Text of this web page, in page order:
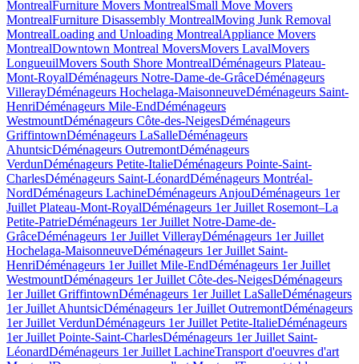
MontrealFurniture Movers MontrealSmall Move Movers
MontrealFurniture Disassembly MontrealMoving Junk Removal
MontrealLoading and Unloading MontrealAppliance Movers
MontrealDowntown Montreal MoversMovers LavalMovers
LongueuilMovers South Shore MontrealDéménageurs Plateau-
Mont-RoyalDéménageurs Notre-Dame-de-GrâceDéménageurs
VillerayDéménageurs Hochelaga-MaisonneuveDéménageurs Saint-
HenriDéménageurs Mile-EndDéménageurs
WestmountDéménageurs Côte-des-NeigesDéménageurs
GriffintownDéménageurs LaSalleDéménageurs
AhuntsicDéménageurs OutremontDéménageurs
VerdunDéménageurs Petite-ItalieDéménageurs Pointe-Saint-
CharlesDéménageurs Saint-LéonardDéménageurs Montréal-
NordDéménageurs LachineDéménageurs AnjouDéménageurs 1er
Juillet Plateau-Mont-RoyalDéménageurs 1er Juillet Rosemont–La
Petite-PatrieDéménageurs 1er Juillet Notre-Dame-de-
GrâceDéménageurs 1er Juillet VillerayDéménageurs 1er Juillet
Hochelaga-MaisonneuveDéménageurs 1er Juillet Saint-
HenriDéménageurs 1er Juillet Mile-EndDéménageurs 1er Juillet
WestmountDéménageurs 1er Juillet Côte-des-NeigesDéménageurs
1er Juillet GriffintownDéménageurs 1er Juillet LaSalleDéménageurs
1er Juillet AhuntsicDéménageurs 1er Juillet OutremontDéménageurs
1er Juillet VerdunDéménageurs 1er Juillet Petite-ItalieDéménageurs
1er Juillet Pointe-Saint-CharlesDéménageurs 1er Juillet Saint-
LéonardDéménageurs 1er Juillet LachineTransport d'oeuvres d'art